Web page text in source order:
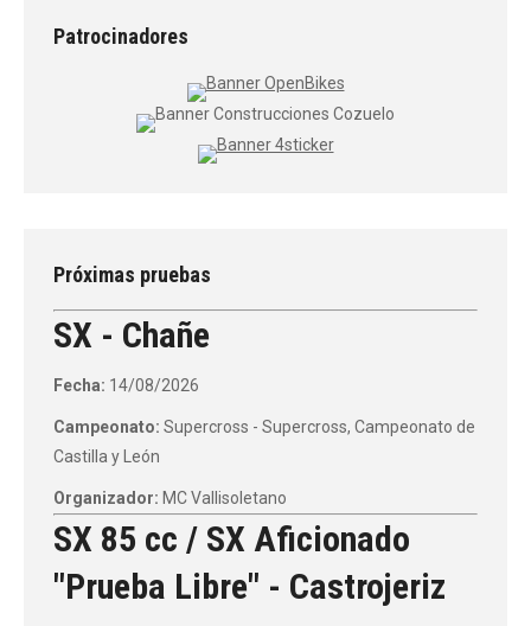
Patrocinadores
Próximas pruebas
SX - Chañe
Fecha: 14/08/2026
Campeonato: Supercross - Supercross, Campeonato de
Castilla y León
Organizador: MC Vallisoletano
SX 85 cc / SX Aficionado
"Prueba Libre" - Castrojeriz